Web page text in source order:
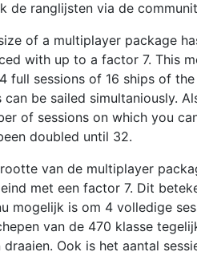
de ranglijsten via de
of a multiplayer package
with up to a factor 7. This
full sessions of 16 ships of
can be sailed simultaniously.
of sessions on which you
doubled until 32.
van de multiplayer
met een factor 7. Dit
mogelijk is om 4 volledige
van de 470 klasse
draaien. Ook is het aantal